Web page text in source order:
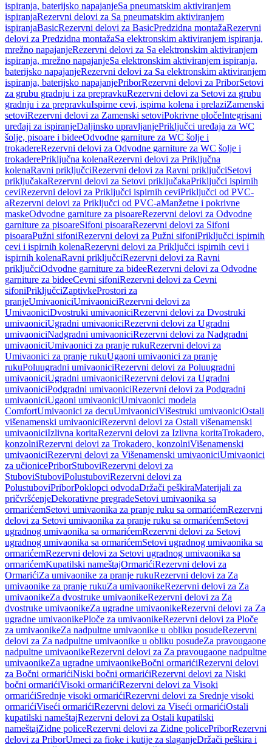
ispiranja, baterijsko napajanjeSa pneumatskim aktiviranjem
ispiranjaRezervni delovi za Sa pneumatskim aktiviranjem
ispiranjaBasicRezervni delovi za BasicPredzidna montažaRezervni
delovi za Predzidna montažaSa elektronskim aktiviranjem ispiranja,
mrežno napajanjeRezervni delovi za Sa elektronskim aktiviranjem
ispiranja, mrežno napajanjeSa elektronskim aktiviranjem ispiranja,
baterijsko napajanjeRezervni delovi za Sa elektronskim aktiviranjem
ispiranja, baterijsko napajanjePriborRezervni delovi za PriborSetovi
za grubu gradnju i za prepravkuRezervni delovi za Setovi za grubu
gradnju i za prepravkuIspirne cevi, ispirna kolena i prelaziZamenski
setoviRezervni delovi za Zamenski setoviPokrivne pločeIntegrisani
uređaji za ispiranjeDaljinsko upravljanjePriključci uređaja za WC
šolje, pisoare i bideeOdvodne garniture za WC šolje i
trokadereRezervni delovi za Odvodne garniture za WC šolje i
trokaderePriključna kolenaRezervni delovi za Priključna
kolenaRavni priključciRezervni delovi za Ravni priključciSetovi
priključakaRezervni delovi za Setovi priključakaPriključci ispirnih
ceviRezervni delovi za Priključci ispirnih ceviPriključci od PVC-
aRezervni delovi za Priključci od PVC-aManžetne i pokrivne
maskeOdvodne garniture za pisoareRezervni delovi za Odvodne
garniture za pisoareSifoni pisoaraRezervni delovi za Sifoni
pisoaraPužni sifoniRezervni delovi za Pužni sifoniPriključci ispirnih
cevi i ispirnih kolenaRezervni delovi za Priključci ispirnih cevi i
ispirnih kolenaRavni priključciRezervni delovi za Ravni
priključciOdvodne garniture za bideeRezervni delovi za Odvodne
garniture za bideeCevni sifoniRezervni delovi za Cevni
sifoniPriključciZaptivkeProstori za
pranjeUmivaoniciUmivaoniciRezervni delovi za
UmivaoniciDvostruki umivaoniciRezervni delovi za Dvostruki
umivaoniciUgradni umivaoniciRezervni delovi za Ugradni
umivaoniciNadgradni umivaoniciRezervni delovi za Nadgradni
umivaoniciUmivaonici za pranje rukuRezervni delovi za
Umivaonici za pranje rukuUgaoni umivaonici za pranje
rukuPoluugradni umivaoniciRezervni delovi za Poluugradni
umivaoniciUgradni umivaoniciRezervni delovi za Ugradni
umivaoniciPodgradni umivaoniciRezervni delovi za Podgradni
umivaoniciUgaoni umivaoniciUmivaonici modela
ComfortUmivaonici za decuUmivaoniciVišestruki umivaoniciOstali
višenamenski umivaoniciRezervni delovi za Ostali višenamenski
umivaoniciIzlivna koritaRezervni delovi za Izlivna koritaTrokadero,
konzolniRezervni delovi za Trokadero, konzolniVišenamenski
umivaoniciRezervni delovi za Višenamenski umivaoniciUmivaonici
za učionicePriborStuboviRezervni delovi za
StuboviStuboviPolustuboviRezervni delovi za
PolustuboviPriborPoklopci odvodaDržači peškiraMaterijali za
pričvršćenjeDekorativne pregradeSetovi umivaonika sa
ormarićemSetovi umivaonika za pranje ruku sa ormarićemRezervni
delovi za Setovi umivaonika za pranje ruku sa ormarićemSetovi
ugradnog umivaonika sa ormarićemRezervni delovi za Setovi
ugradnog umivaonika sa ormarićemSetovi ugradnog umivaonika sa
ormarićemRezervni delovi za Setovi ugradnog umivaonika sa
ormarićemKupatilski nameštajOrmarićiRezervni delovi za
OrmarićiZa umivaonike za pranje rukuRezervni delovi za Za
umivaonike za pranje rukuZa umivaonikeRezervni delovi za Za
umivaonikeZa dvostruke umivaonikeRezervni delovi za Za
dvostruke umivaonikeZa ugradne umivaonikeRezervni delovi za Za
ugradne umivaonikePloče za umivaonikeRezervni delovi za Ploče
za umivaonikeZa nadpultne umivaonike u obliku posudeRezervni
delovi za Za nadpultne umivaonike u obliku posudeZa pravougaone
nadpultne umivaonikeRezervni delovi za Za pravougaone nadpultne
umivaonikeZa ugradne umivaonikeBočni ormarićiRezervni delovi
za Bočni ormarićiNiski bočni ormarićiRezervni delovi za Niski
bočni ormarićiVisoki ormarićiRezervni delovi za Visoki
ormarićiSrednje visoki ormarićiRezervni delovi za Srednje visoki
ormarićiViseći ormarićiRezervni delovi za Viseći ormarićiOstali
kupatilski nameštajRezervni delovi za Ostali kupatilski
nameštajZidne policeRezervni delovi za Zidne policePriborRezervni
delovi za PriborUmeci za fioke i kutije za slaganjeDržači peškira i